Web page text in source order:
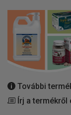
További
Írj a termékről